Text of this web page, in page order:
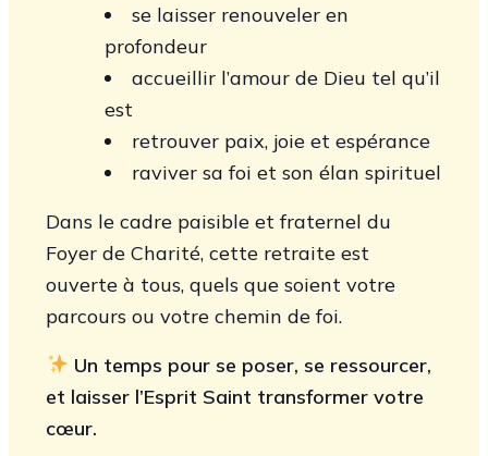
se laisser renouveler en
profondeur
accueillir l’amour de Dieu tel qu’il
est
retrouver paix, joie et espérance
raviver sa foi et son élan spirituel
Dans le cadre paisible et fraternel du
Foyer de Charité, cette retraite est
ouverte à tous, quels que soient votre
parcours ou votre chemin de foi.
Un temps pour se poser, se ressourcer,
et laisser l’Esprit Saint transformer votre
cœur.